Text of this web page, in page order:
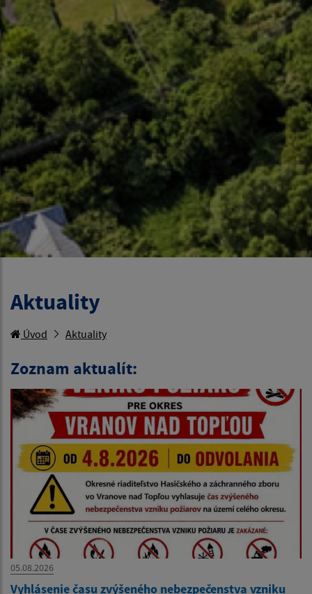
Aktuality
Úvod Aktuality
Zoznam aktualít:
05.08.2026
Vyhlásenie času zvýšeného nebezpečenstva vzniku